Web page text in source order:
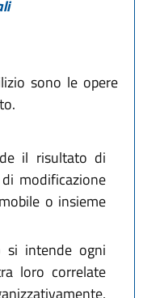
sono le opere
il risultato di
modificazione
o insieme
si intende ogni
loro correlate